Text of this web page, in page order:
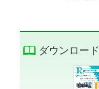
ダウンロー